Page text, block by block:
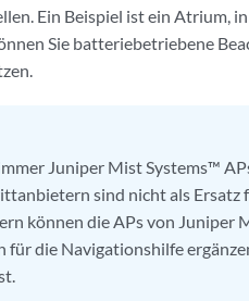
Ein Beispiel ist ein Atrium,
Sie batteriebetriebene
Juniper Mist Systems™
sind nicht als Ersatz
können die APs von Juniper
für die Navigationshilfe